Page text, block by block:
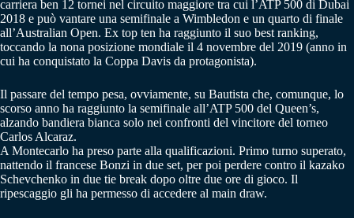
carriera ben 12 tornei nel circuito maggiore tra cui l’ATP 500 di Dubai
2018 e può vantare una semifinale a Wimbledon e un quarto di finale
all’Australian Open. Ex top ten ha raggiunto il suo best ranking,
toccando la nona posizione mondiale il 4 novembre del 2019 (anno in
cui ha conquistato la Coppa Davis da protagonista).
Il passare del tempo pesa, ovviamente, su Bautista che, comunque, lo
scorso anno ha raggiunto la semifinale all’ATP 500 del Queen’s,
alzando bandiera bianca solo nei confronti del vincitore del torneo
Carlos Alcaraz.
A Montecarlo ha preso parte alla qualificazioni. Primo turno superato,
nattendo il francese Bonzi in due set, per poi perdere contro il kazako
Schevchenko in due tie break dopo oltre due ore di gioco. Il
ripescaggio gli ha permesso di accedere al main draw.